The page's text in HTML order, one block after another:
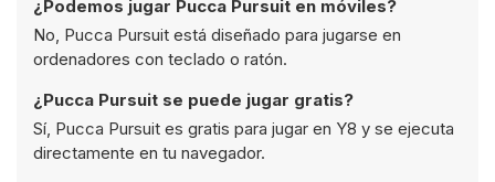
¿Podemos jugar Pucca Pursuit en móviles?
No, Pucca Pursuit está diseñado para jugarse en
ordenadores con teclado o ratón.
¿Pucca Pursuit se puede jugar gratis?
Sí, Pucca Pursuit es gratis para jugar en Y8 y se ejecuta
directamente en tu navegador.